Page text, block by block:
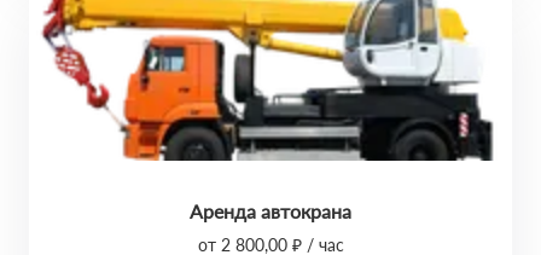
Аренда автокрана
от 2 800,00 ₽ / час